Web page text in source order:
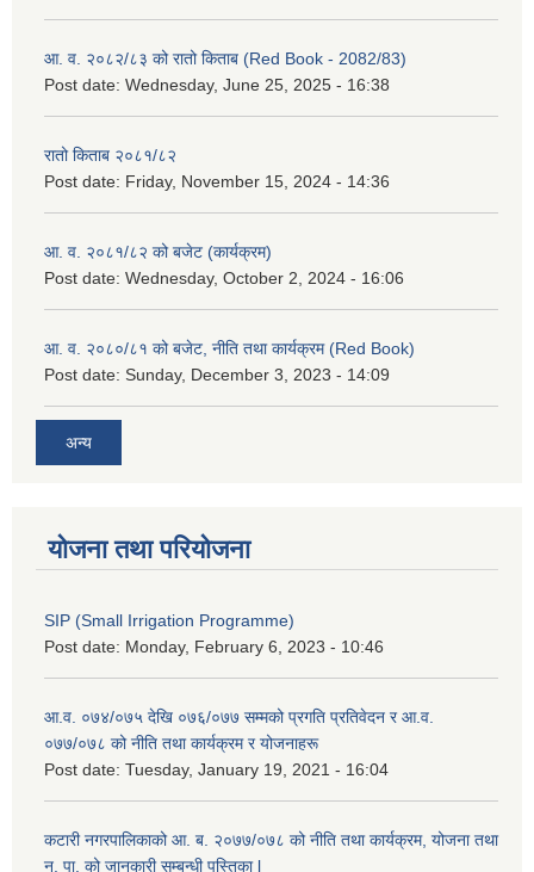
आ. व. २०८२/८३ को रातो किताब (Red Book - 2082/83)
Post date: Wednesday, June 25, 2025 - 16:38
रातो किताब २०८१/८२
Post date: Friday, November 15, 2024 - 14:36
आ. व. २०८१/८२ को बजेट (कार्यक्रम)
Post date: Wednesday, October 2, 2024 - 16:06
आ. व. २०८०/८१ को बजेट, नीति तथा कार्यक्रम (Red Book)
Post date: Sunday, December 3, 2023 - 14:09
अन्य
योजना तथा परियोजना
SIP (Small Irrigation Programme)
Post date: Monday, February 6, 2023 - 10:46
आ.व. ०७४/०७५ देखि ०७६/०७७ सम्मको प्रगति प्रतिवेदन र आ.व.
०७७/०७८ को नीति तथा कार्यक्रम र योजनाहरू
Post date: Tuesday, January 19, 2021 - 16:04
कटारी नगरपालिकाको आ. ब. २०७७/०७८ को नीति तथा कार्यक्रम, योजना तथा
न. पा. को जानकारी सम्बन्धी पुस्तिका l